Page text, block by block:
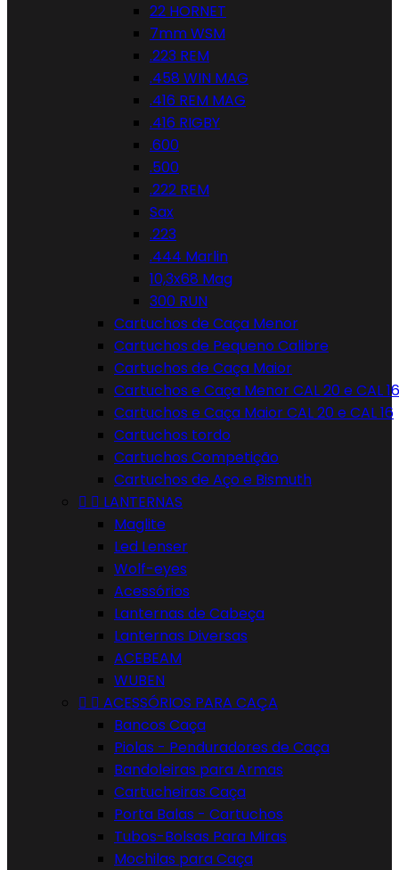
22 HORNET
7mm WSM
.223 REM
.458 WIN MAG
.416 REM MAG
.416 RIGBY
.600
.500
.222 REM
Sax
.223
.444 Marlin
10,3x68 Mag
300 RUN
Cartuchos de Caça Menor
Cartuchos de Pequeno Calibre
Cartuchos de Caça Maior
Cartuchos e Caça Menor CAL 20 e CAL 16
Cartuchos e Caça Maior CAL 20 e CAL 16
Cartuchos tordo
Cartuchos Competição
Cartuchos de Aço e Bismuth
  LANTERNAS
Maglite
Led Lenser
Wolf-eyes
Acessórios
Lanternas de Cabeça
Lanternas Diversas
ACEBEAM
WUBEN
  ACESSÓRIOS PARA CAÇA
Bancos Caça
Piolas - Penduradores de Caça
Bandoleiras para Armas
Cartucheiras Caça
Porta Balas - Cartuchos
Tubos-Bolsas Para Miras
Mochilas para Caça